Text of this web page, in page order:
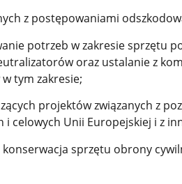
z postępowaniami
potrzeb w zakresie sprzętu
oraz ustalanie z
tym zakresie;
projektów związanych z
celowych Unii Europejskiej i z
sprzętu obrony